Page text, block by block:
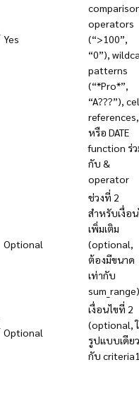
Yes
operators
(“>100”,
“0”),
patterns
(“*Pro*”,
“A???”),
references,
หรือ DATE
function ร่
กับ &
operator
Optional
ช่วงที่ 2
สำหรับเงื่อ
เพิ่มเติม
(optional,
ต้องมีขนาด
เท่ากับ
sum_range)
Optional
เงื่อนไขที่ 2
(optional,
รูปแบบเดียว
กับ